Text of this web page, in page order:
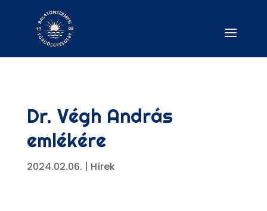
Dr. Végh András
emlékére
2024.02.06. | Hírek